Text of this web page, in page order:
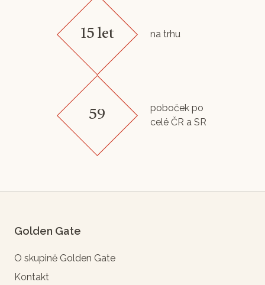
15 let na trhu
59
poboček po
celé ČR a SR
Golden Gate
O skupině Golden Gate
Kontakt